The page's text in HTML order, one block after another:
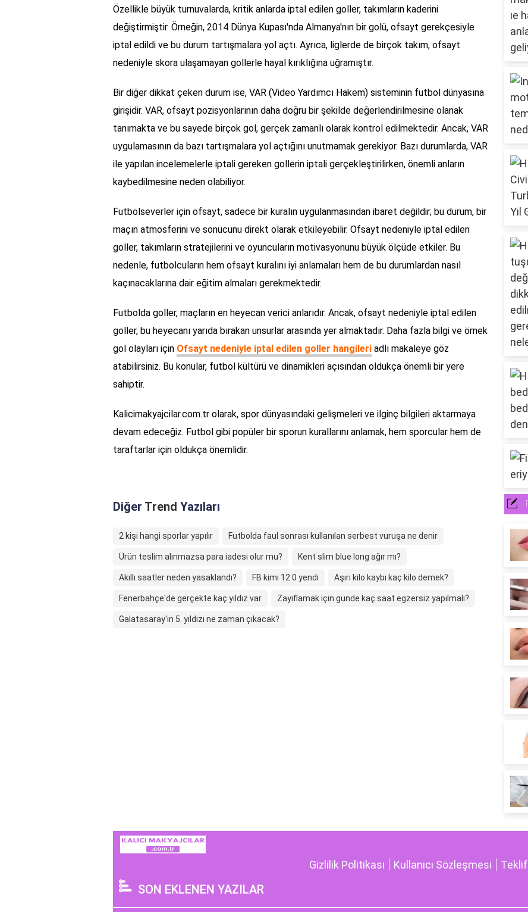
Özellikle büyük turnuvalarda, kritik anlarda iptal edilen goller, takımların kaderini
değiştirmiştir. Örneğin, 2014 Dünya Kupası'nda Almanya'nın bir golü, ofsayt gerekçesiyle
iptal edildi ve bu durum tartışmalara yol açtı. Ayrıca, liglerde de birçok takım, ofsayt
nedeniyle skora ulaşamayan gollerle hayal kırıklığına uğramıştır.
Bir diğer dikkat çeken durum ise, VAR (Video Yardımcı Hakem) sisteminin futbol dünyasına
girişidir. VAR, ofsayt pozisyonlarının daha doğru bir şekilde değerlendirilmesine olanak
tanımakta ve bu sayede birçok gol, gerçek zamanlı olarak kontrol edilmektedir. Ancak, VAR
uygulamasının da bazı tartışmalara yol açtığını unutmamak gerekiyor. Bazı durumlarda, VAR
ile yapılan incelemelerle iptali gereken gollerin iptali gerçekleştirilirken, önemli anların
kaybedilmesine neden olabiliyor.
Futbolseverler için ofsayt, sadece bir kuralın uygulanmasından ibaret değildir; bu durum, bir
maçın atmosferini ve sonucunu direkt olarak etkileyebilir. Ofsayt nedeniyle iptal edilen
goller, takımların stratejilerini ve oyuncuların motivasyonunu büyük ölçüde etkiler. Bu
nedenle, futbolcuların hem ofsayt kuralını iyi anlamaları hem de bu durumlardan nasıl
kaçınacaklarına dair eğitim almaları gerekmektedir.
Futbolda goller, maçların en heyecan verici anlarıdır. Ancak, ofsayt nedeniyle iptal edilen
goller, bu heyecanı yarıda bırakan unsurlar arasında yer almaktadır. Daha fazla bilgi ve örnek
gol olayları için Ofsayt nedeniyle iptal edilen goller hangileri adlı makaleye göz
atabilirsiniz. Bu konular, futbol kültürü ve dinamikleri açısından oldukça önemli bir yere
sahiptir.
Kalicimakyajcilar.com.tr olarak, spor dünyasındaki gelişmeleri ve ilginç bilgileri aktarmaya
devam edeceğiz. Futbol gibi popüler bir sporun kurallarını anlamak, hem sporcular hem de
taraftarlar için oldukça önemlidir.
Diğer Trend Yazıları
2 kişi hangi sporlar yapılır Futbolda faul sonrası kullanılan serbest vuruşa ne denir
Ürün teslim alınmazsa para iadesi olur mu? Kent slim blue long ağır mı?
Akıllı saatler neden yasaklandı? FB kimi 12 0 yendi Aşırı kilo kaybı kaç kilo demek?
Fenerbahçe'de gerçekte kaç yıldız var Zayıflamak için günde kaç saat egzersiz yapılmalı?
Galatasaray'ın 5. yıldızı ne zaman çıkacak?
Gizlilik Politikası Kullanıcı Sözleşmesi Teklif
SON EKLENEN YAZILAR